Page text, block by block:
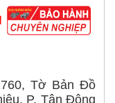
Tờ Bản Đồ
P. Tân Đông